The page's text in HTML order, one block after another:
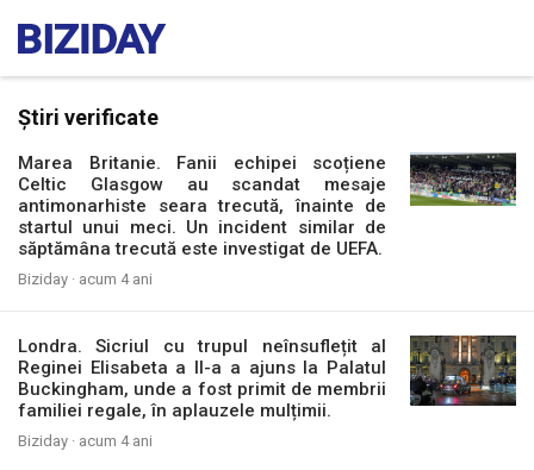
Știri verificate
Marea Britanie. Fanii echipei scoțiene
Celtic Glasgow au scandat mesaje
antimonarhiste seara trecută, înainte de
startul unui meci. Un incident similar de
săptămâna trecută este investigat de UEFA.
Biziday · acum 4 ani
Londra. Sicriul cu trupul neînsuflețit al
Reginei Elisabeta a II-a a ajuns la Palatul
Buckingham, unde a fost primit de membrii
familiei regale, în aplauzele mulțimii.
Biziday · acum 4 ani